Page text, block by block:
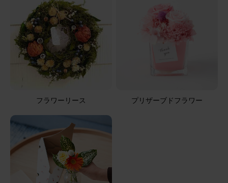
フラワーリース プリザーブドフラワー